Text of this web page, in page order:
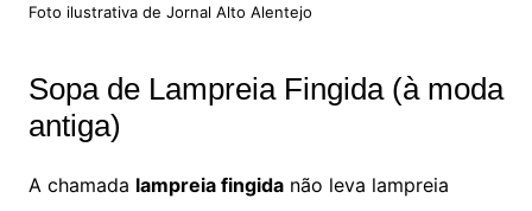
Foto ilustrativa de Jornal Alto Alentejo
Sopa de Lampreia Fingida (à moda
antiga)
A chamada lampreia fingidanão leva lampreia